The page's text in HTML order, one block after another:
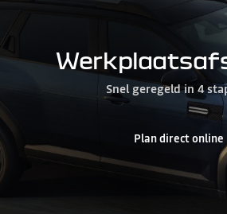
Snel geregeld in 4
Plan direct online